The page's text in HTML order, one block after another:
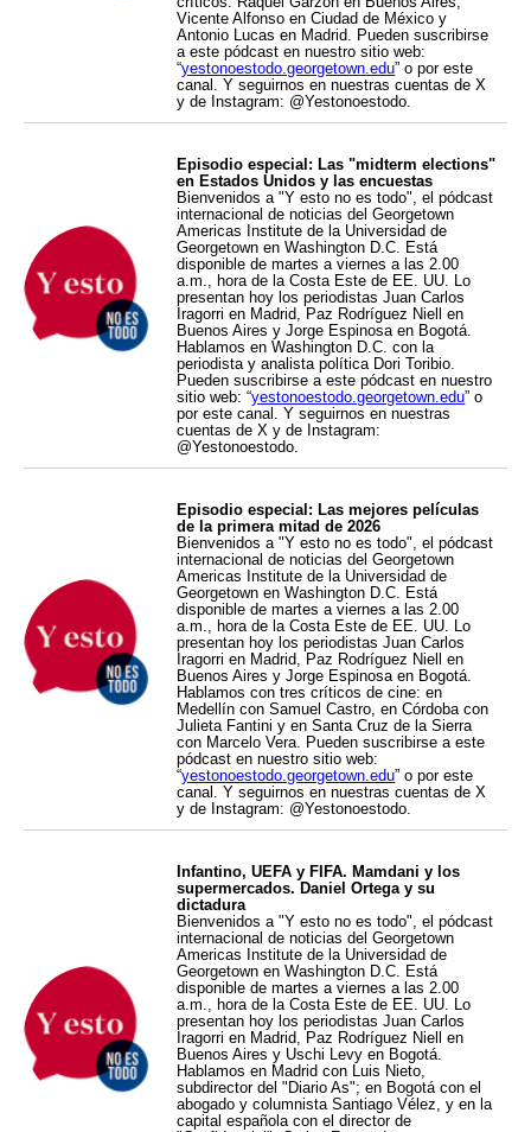
Vicente Alfonso en Ciudad de México y
Antonio Lucas en Madrid. Pueden suscribirse
a este pódcast en nuestro sitio web:
“yestonoestodo.georgetown.edu” o por este
canal. Y seguirnos en nuestras cuentas de X
y de Instagram: @Yestonoestodo.
Episodio especial: Las "midterm elections"
en Estados Unidos y las encuestas
Bienvenidos a "Y esto no es todo", el pódcast
internacional de noticias del Georgetown
Americas Institute de la Universidad de
Georgetown en Washington D.C. Está
disponible de martes a viernes a las 2.00
a.m., hora de la Costa Este de EE. UU. Lo
presentan hoy los periodistas Juan Carlos
Iragorri en Madrid, Paz Rodríguez Niell en
Buenos Aires y Jorge Espinosa en Bogotá.
Hablamos en Washington D.C. con la
periodista y analista política Dori Toribio.
Pueden suscribirse a este pódcast en nuestro
sitio web: “yestonoestodo.georgetown.edu” o
por este canal. Y seguirnos en nuestras
cuentas de X y de Instagram:
@Yestonoestodo.
Episodio especial: Las mejores películas
de la primera mitad de 2026
Bienvenidos a "Y esto no es todo", el pódcast
internacional de noticias del Georgetown
Americas Institute de la Universidad de
Georgetown en Washington D.C. Está
disponible de martes a viernes a las 2.00
a.m., hora de la Costa Este de EE. UU. Lo
presentan hoy los periodistas Juan Carlos
Iragorri en Madrid, Paz Rodríguez Niell en
Buenos Aires y Jorge Espinosa en Bogotá.
Hablamos con tres críticos de cine: en
Medellín con Samuel Castro, en Córdoba con
Julieta Fantini y en Santa Cruz de la Sierra
con Marcelo Vera. Pueden suscribirse a este
pódcast en nuestro sitio web:
“yestonoestodo.georgetown.edu” o por este
canal. Y seguirnos en nuestras cuentas de X
y de Instagram: @Yestonoestodo.
Infantino, UEFA y FIFA. Mamdani y los
supermercados. Daniel Ortega y su
dictadura
Bienvenidos a "Y esto no es todo", el pódcast
internacional de noticias del Georgetown
Americas Institute de la Universidad de
Georgetown en Washington D.C. Está
disponible de martes a viernes a las 2.00
a.m., hora de la Costa Este de EE. UU. Lo
presentan hoy los periodistas Juan Carlos
Iragorri en Madrid, Paz Rodríguez Niell en
Buenos Aires y Uschi Levy en Bogotá.
Hablamos en Madrid con Luis Nieto,
subdirector del "Diario As"; en Bogotá con el
abogado y columnista Santiago Vélez, y en la
capital española con el director de